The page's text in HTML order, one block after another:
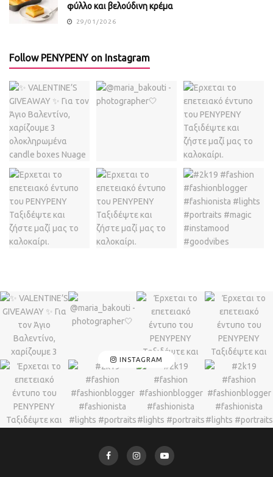
φύλλο και βελούδινη κρέμα
29/01/2026
Follow PENYPENY on Instagram
INSTAGRAM